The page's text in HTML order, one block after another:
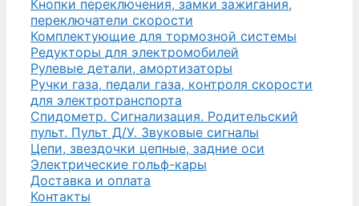
Кнопки переключения, замки зажигания,
переключатели скорости
Комплектующие для тормозной системы
Редукторы для электромобилей
Рулевые детали, амортизаторы
Ручки газа, педали газа, контроля скорости
для электротранспорта
Спидометр. Сигнализация. Родительский
пульт. Пульт Д/У. Звуковые сигналы
Цепи, звездочки цепные, задние оси
Электрические гольф-кары
Доставка и оплата
Контакты